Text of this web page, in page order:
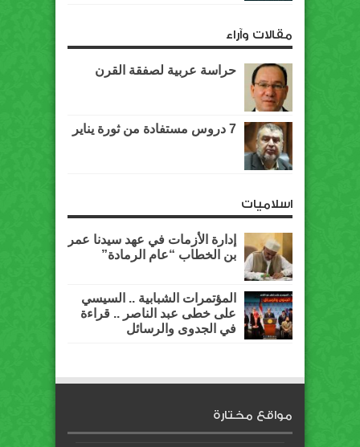
مقالات وآراء
حراسة عربية لصفقة القرن
7 دروس مستفادة من ثورة يناير
اسلاميات
إدارة الأزمات في عهد سيدنا عمر
بن الخطاب “عام الرمادة”
المؤتمرات الشبابية .. السيسي
على خطى عبد الناصر .. قراءة
في الجدوى والرسائل
مواقع مختارة